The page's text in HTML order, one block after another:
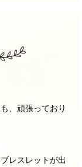
、頑張っており
レスレットが出